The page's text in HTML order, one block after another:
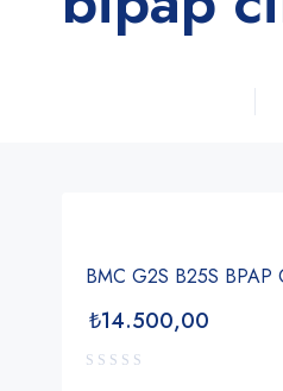
BMC G2S B25S BPAP
₺14.500,00